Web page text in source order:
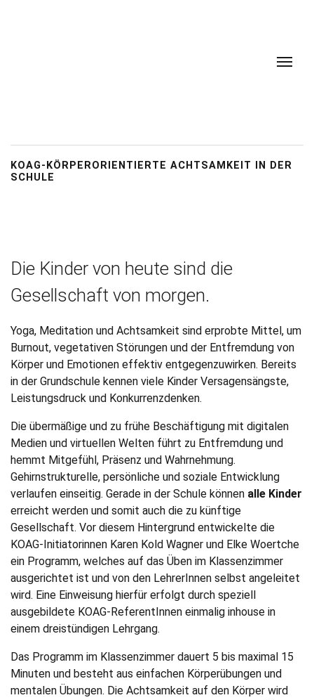
KOAG-KÖRPERORIENTIERTE ACHTSAMKEIT IN DER
SCHULE
Die Kinder von heute sind die
Gesellschaft von morgen.
Yoga, Meditation und Achtsamkeit sind erprobte Mittel, um
Burnout, vegetativen Störungen und der Entfremdung von
Körper und Emotionen effektiv entgegenzuwirken. Bereits
in der Grundschule kennen viele Kinder Versagensängste,
Leistungsdruck und Konkurrenzdenken.
Die übermäßige und zu frühe Beschäftigung mit digitalen
Medien und virtuellen Welten führt zu Entfremdung und
hemmt Mitgefühl, Präsenz und Wahrnehmung.
Gehirnstrukturelle, persönliche und soziale Entwicklung
verlaufen einseitig. Gerade in der Schule können alle Kinder
erreicht werden und somit auch die zu künftige
Gesellschaft. Vor diesem Hintergrund entwickelte die
KOAG-Initiatorinnen Karen Kold Wagner und Elke Woertche
ein Programm, welches auf das Üben im Klassenzimmer
ausgerichtet ist und von den LehrerInnen selbst angeleitet
wird. Eine Einweisung hierfür erfolgt durch speziell
ausgebildete KOAG-ReferentInnen einmalig inhouse in
einem dreistündigen Lehrgang.
Das Programm im Klassenzimmer dauert 5 bis maximal 15
Minuten und besteht aus einfachen Körperübungen und
mentalen Übungen. Die Achtsamkeit auf den Körper wird